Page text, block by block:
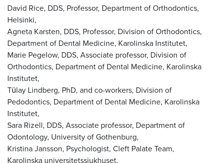
David Rice, DDS, Professor, Department of Orthodontics,
Helsinki,
Agneta Karsten, DDS, Professor, Division of Orthodontics,
Department of Dental Medicine, Karolinska Institutet,
Marie Pegelow, DDS, Associate professor, Division of
Orthodontics, Department of Dental Medicine, Karolinska
Institutet,
Tülay Lindberg, PhD, and co-workers, Division of
Pedodontics, Department of Dental Medicine, Karolinska
Institutet,
Sara Rizell, DDS, Associate professor, Department of
Odontology, University of Gothenburg,
Kristina Jansson, Psychologist, Cleft Palate Team,
Karolinska universitetssjukhuset,